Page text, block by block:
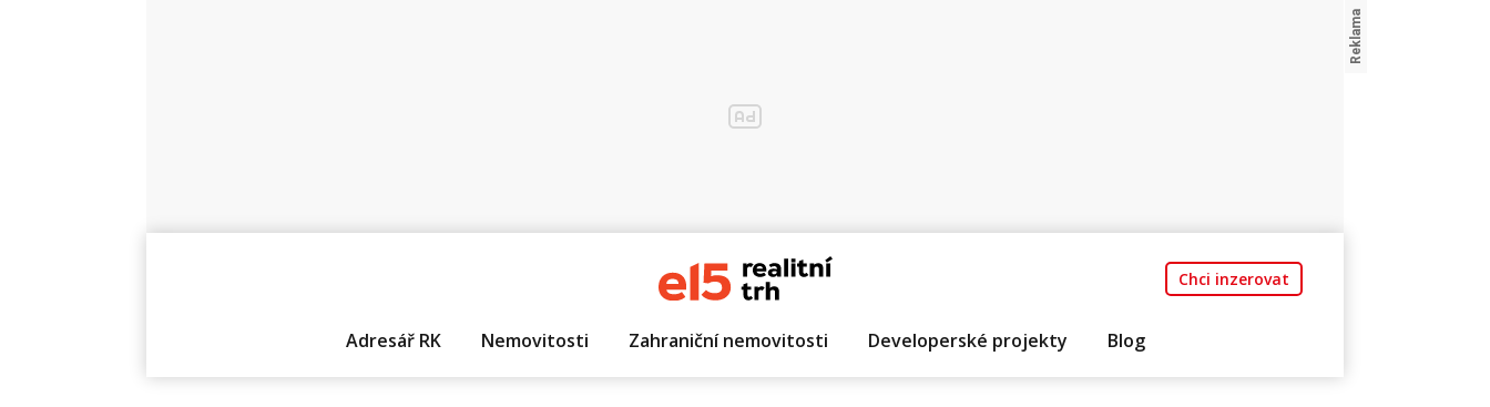
Chci inzerovat
Adresář RK Nemovitosti Zahraniční nemovitosti Developerské projekty Blog